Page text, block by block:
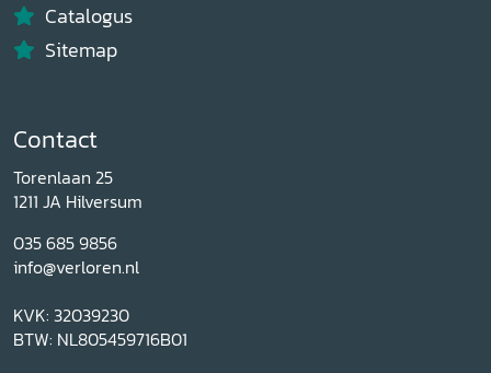
Catalogus
Sitemap
Contact
Torenlaan 25
1211 JA Hilversum
035 685 9856
info@verloren.nl
KVK: 32039230
BTW: NL805459716B01